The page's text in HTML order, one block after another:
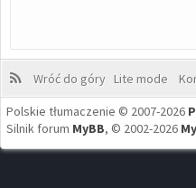
Wróć do góry Lite mode
Polskie tłumaczenie © 2007-2026
Silnik forum MyBB, © 2002-2026